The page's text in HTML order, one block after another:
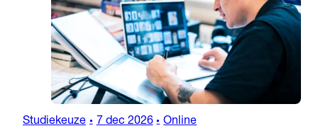
Studiekeuze • 7 dec 2026 • Online